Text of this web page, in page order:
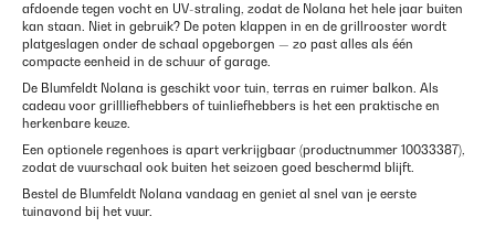
afdoende tegen vocht en UV-straling, zodat de Nolana het hele jaar buiten
kan staan. Niet in gebruik? De poten klappen in en de grillrooster wordt
platgeslagen onder de schaal opgeborgen — zo past alles als één
compacte eenheid in de schuur of garage.
De Blumfeldt Nolana is geschikt voor tuin, terras en ruimer balkon. Als
cadeau voor grillliefhebbers of tuinliefhebbers is het een praktische en
herkenbare keuze.
Een optionele regenhoes is apart verkrijgbaar (productnummer 10033387),
zodat de vuurschaal ook buiten het seizoen goed beschermd blijft.
Bestel de Blumfeldt Nolana vandaag en geniet al snel van je eerste
tuinavond bij het vuur.